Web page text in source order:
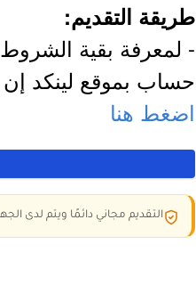
طريقة التقديم:
- لمعرفة بقية
حساب بموقع لينكد
اضغط هنا
التقديم مجاني دائمًا ويتم لدى